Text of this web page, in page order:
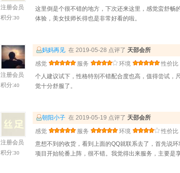
注册会员
积分:30
这里倒是个很不错的地方，下次还来这里，感觉蛮舒畅
体验，美女技师长得也是非常好看的啦。
注册会员
积分:40
妈妈再见 在 2019-05-28 点评了 天邵会所
感觉
服务 环境
性价比
个人建议试下，性格特别不错配合度也高，值得尝试，
觉十分舒服了。
注册会员
积分:30
朝阳小子 在 2019-05-19 点评了 天邵会所
感觉
服务 环境
性价比
意想不到的收货，看到上面的QQ就联系去了，首先说
项目开始轮番上阵，很不错。我觉得出来服务，主要是